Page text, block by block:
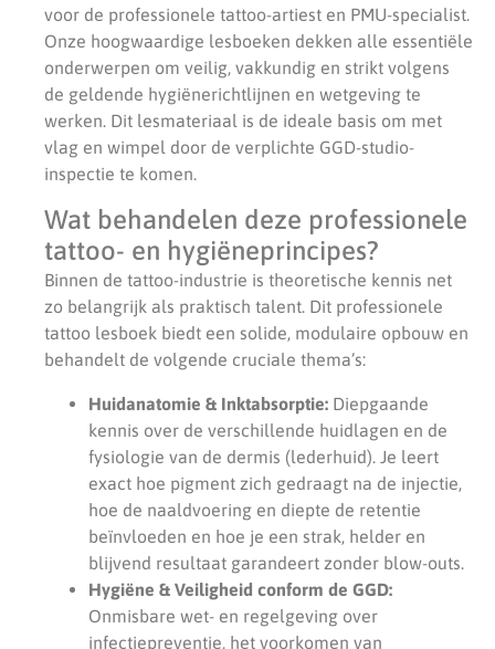
voor de professionele tattoo-artiest en PMU-specialist.
Onze hoogwaardige lesboeken dekken alle essentiële
onderwerpen om veilig, vakkundig en strikt volgens
de geldende hygiënerichtlijnen en wetgeving te
werken. Dit lesmateriaal is de ideale basis om met
vlag en wimpel door de verplichte GGD-studio-
inspectie te komen.
Wat behandelen deze professionele
tattoo- en hygiëneprincipes?
Binnen de tattoo-industrie is theoretische kennis net
zo belangrijk als praktisch talent. Dit professionele
tattoo lesboek biedt een solide, modulaire opbouw en
behandelt de volgende cruciale thema’s:
Huidanatomie & Inktabsorptie: Diepgaande
kennis over de verschillende huidlagen en de
fysiologie van de dermis (lederhuid). Je leert
exact hoe pigment zich gedraagt na de injectie,
hoe de naaldvoering en diepte de retentie
beïnvloeden en hoe je een strak, helder en
blijvend resultaat garandeert zonder blow-outs.
Hygiëne & Veiligheid conform de GGD:
Onmisbare wet- en regelgeving over
infectiepreventie, het voorkomen van